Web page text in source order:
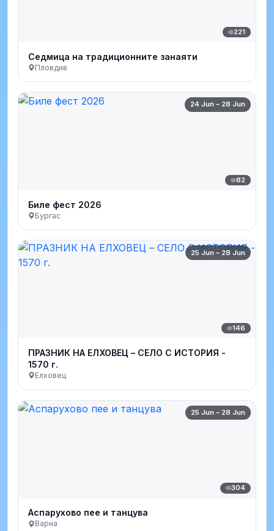
221
Седмица на традиционните занаяти
Пловдив
24 Jun – 28 Jun
82
Биле фест 2026
Бургас
25 Jun – 28 Jun
146
ПРАЗНИК НА ЕЛХОВЕЦ – СЕЛО С ИСТОРИЯ -
1570 г.
Елховец
25 Jun – 28 Jun
304
Аспарухово пее и танцува
Варна